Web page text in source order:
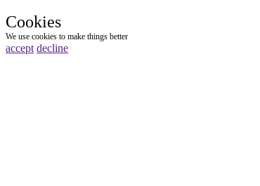
Cookies
We use cookies to make things better
accept decline